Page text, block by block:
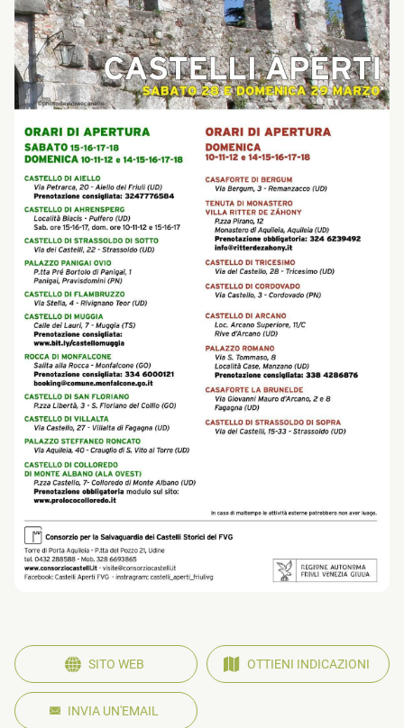
SITO WEB OTTIENI INDICAZIONI
INVIA UN'EMAIL